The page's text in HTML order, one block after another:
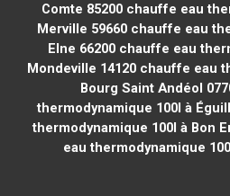
Comte 85200chauffe eau
Merville 59660chauffe eau
Elne 66200 chauffe eau
Mondeville 14120 chauffe eau
Bourg Saint Andéol
thermodynamique 100l à
thermodynamique 100l à Bon
eau thermodynamique